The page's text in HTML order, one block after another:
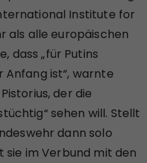
Institute for
als alle europäischen
dass „für Putins
Anfang ist“, warnte
der die
sehen will. Stellt
dann solo
im Verbund mit den